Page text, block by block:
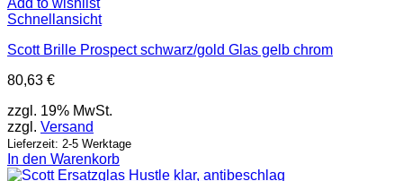
Add to wishlist
Schnellansicht
Scott Brille Prospect schwarz/gold Glas gelb chrom
80,63 €
zzgl. 19% MwSt.
zzgl. Versand
Lieferzeit: 2-5 Werktage
In den Warenkorb